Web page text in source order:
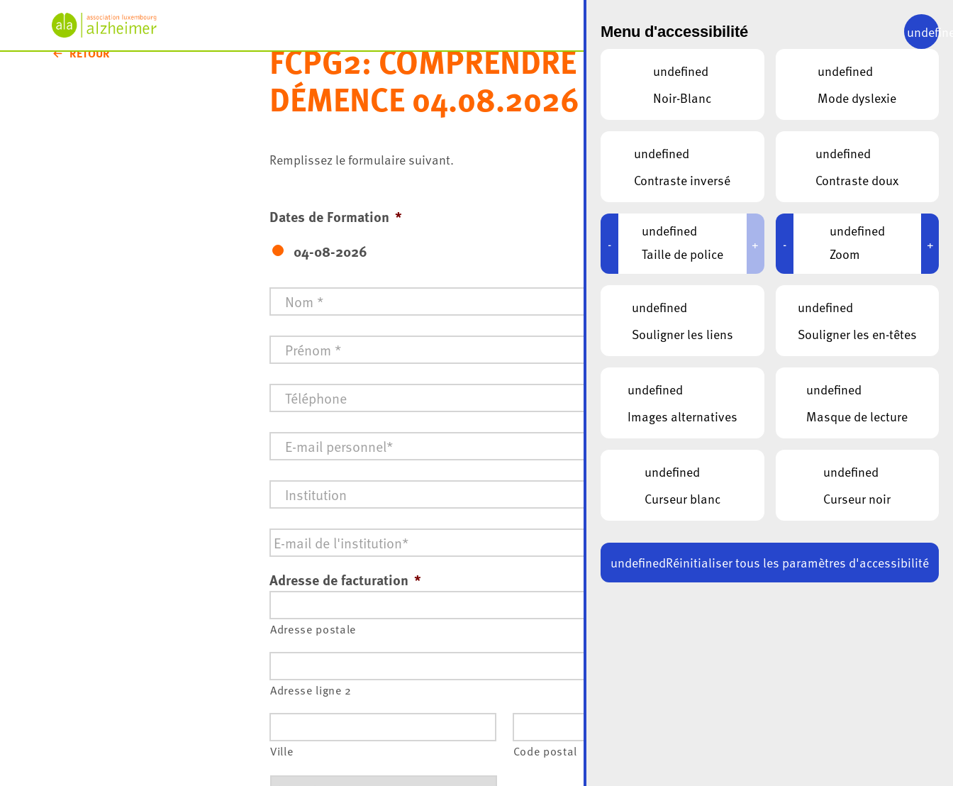
RETOUR FCPG2: COMPRENDRE LA
DÉMENCE 04.08.2026
Remplissez le formulaire suivant.
Dates de Formation *
04-08-2026
Nom *
Prénom *
Téléphone *
E-
mail *
Institution
Email *
Adresse de facturation *
Adresse postale
Adresse ligne 2
Ville Code postal
Menu d'accessibilité
undefined
Noir-Blanc
undefined
Mode dyslexie
undefined
Contraste inversé
undefined
Contraste doux
-
undefined
Taille de police
+ -
undefined
Zoom
+
undefined
Souligner les liens
undefined
Souligner les en-têtes
undefined
Images alternatives
undefined
Masque de lecture
undefined
Curseur blanc
undefined
Curseur noir
undefinedRéinitialiser tous les paramètres d'accessibilité